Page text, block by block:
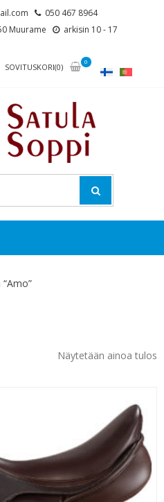
050 467 8964
Muurame
arkisin 10 - 17
SOVITUSKORI(0)
0
Näytetään ainoa tulos